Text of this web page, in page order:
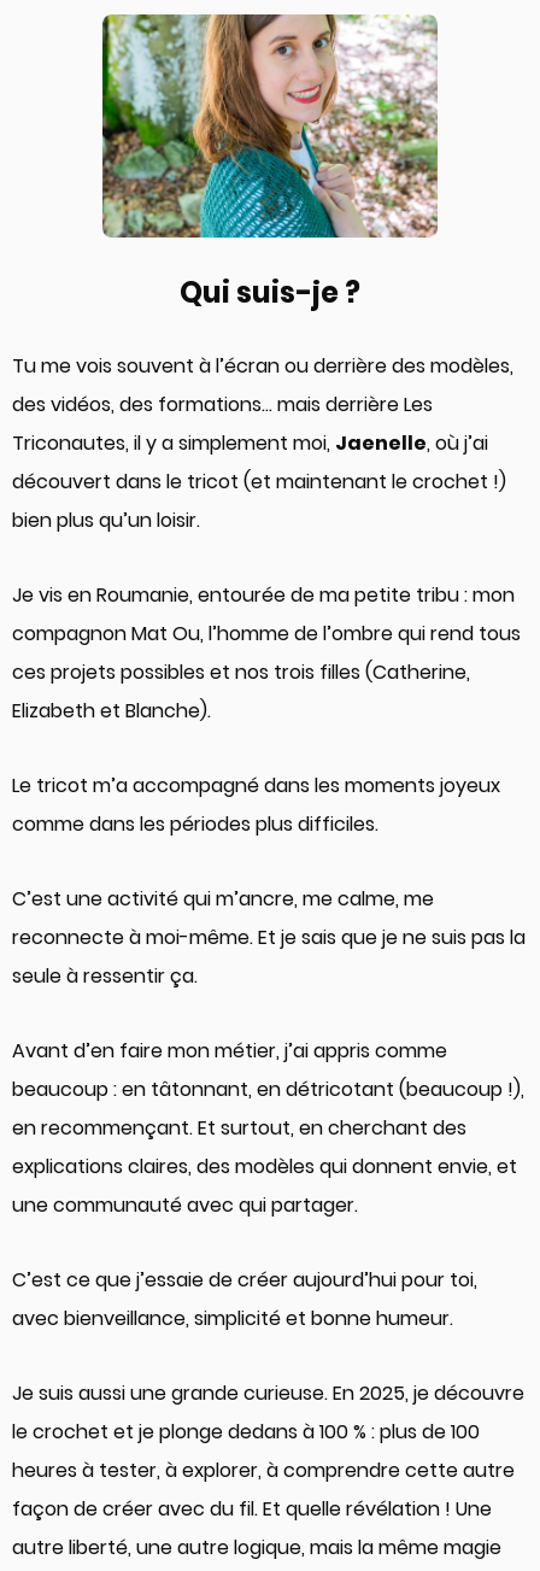
Qui suis-je ?
Tu me vois souvent à l’écran ou derrière des modèles,
des vidéos, des formations… mais derrière Les
Triconautes, il y a simplement moi, Jaenelle, où j’ai
découvert dans le tricot (et maintenant le crochet !)
bien plus qu’un loisir.
Je vis en Roumanie, entourée de ma petite tribu : mon
compagnon Mat Ou, l’homme de l’ombre qui rend tous
ces projets possibles et nos trois filles (Catherine,
Elizabeth et Blanche).
Le tricot m’a accompagné dans les moments joyeux
comme dans les périodes plus difficiles.
C’est une activité qui m’ancre, me calme, me
reconnecte à moi-même. Et je sais que je ne suis pas la
seule à ressentir ça.
Avant d’en faire mon métier, j’ai appris comme
beaucoup : en tâtonnant, en détricotant (beaucoup !),
en recommençant. Et surtout, en cherchant des
explications claires, des modèles qui donnent envie, et
une communauté avec qui partager.
C’est ce que j’essaie de créer aujourd’hui pour toi,
avec bienveillance, simplicité et bonne humeur.
Je suis aussi une grande curieuse. En 2025, je découvre
le crochet et je plonge dedans à 100 % : plus de 100
heures à tester, à explorer, à comprendre cette autre
façon de créer avec du fil. Et quelle révélation ! Une
autre liberté, une autre logique, mais la même magie